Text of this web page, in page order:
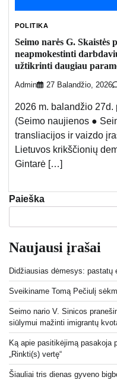
POLITIKA
Seimo narės G. Skaistės
neapmokestinti
užtikrinti daugiau
Admin 27 Balandžio, 2026
2026 m. balandžio
(Seimo naujienos ●
transliacijos ir vaizdo
Lietuvos krikščionių
Gintarė […]
Paieška
Naujausi įrašai
Didžiausias dėmesys: pastatų
Sveikiname Tomą Pečiulį
Seimo nario V. Sinicos
siūlymui mažinti imigrantų
Ką apie pasitikėjimą pasakoja
„Rinkti(s) vertę“
Šiauliai tris dienas gyveno